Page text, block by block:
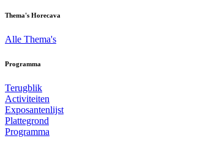
Thema's Horecava
Alle Thema's
Programma
Terugblik
Activiteiten
Exposantenlijst
Plattegrond
Programma